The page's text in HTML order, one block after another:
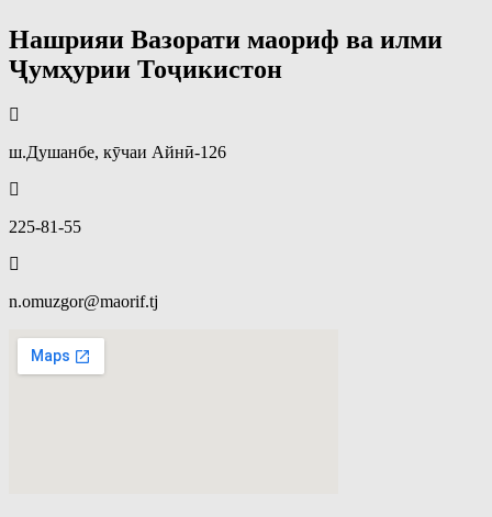
Нашрияи Вазорати маориф ва илми
Ҷумҳурии Тоҷикистон
ш.Душанбе, кӯчаи Айнӣ-126
225-81-55
n.omuzgor@maorif.tj